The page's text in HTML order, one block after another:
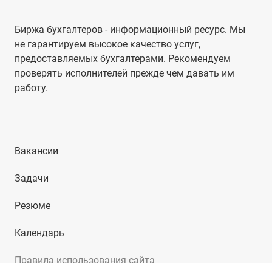
Биржа бухгалтеров - информационный ресурс. Мы
не гарантируем высокое качество услуг,
предоставляемых бухгалтерами. Рекомендуем
проверять исполнителей прежде чем давать им
работу.
Правила использования сайта
Вакансии
Задачи
Резюме
Календарь